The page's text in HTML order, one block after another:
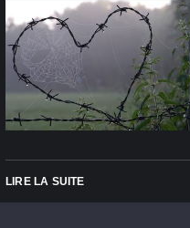
LIRE LA SUITE